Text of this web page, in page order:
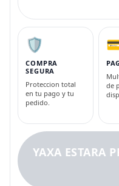
🛡️
COMPRA
SEGURA
Proteccion total
en tu pago y tu
pedido.
de
YAXA ESTARA